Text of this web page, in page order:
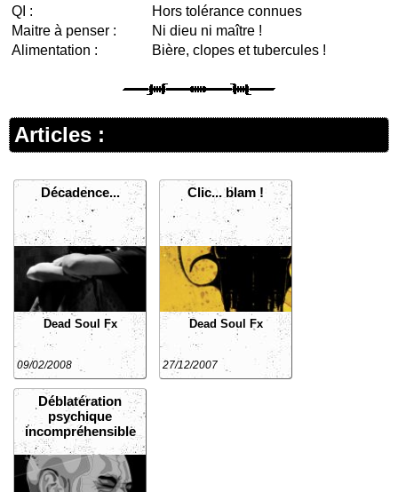
QI :
Hors tolérance connues
Maitre à penser :
Ni dieu ni maître !
Alimentation :
Bière, clopes et tubercules !
Articles :
Décadence...
Dead Soul Fx
09/02/2008
Clic... blam !
Dead Soul Fx
27/12/2007
Déblatération
psychique
incompréhensible